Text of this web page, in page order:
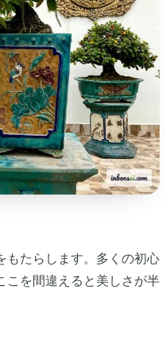
もたらします。多くの初心
こを間違えると美しさが半